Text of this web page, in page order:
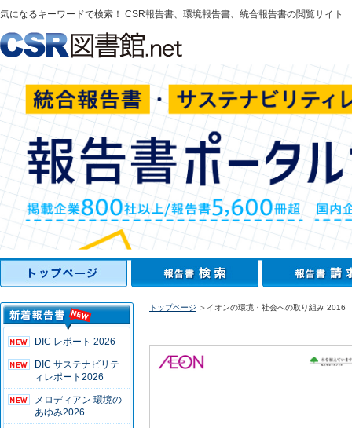
気になるキーワードで検索！ CSR報告書、環境報告書、統合報告書の閲覧サイト
DIC レポート 2026
DIC サステナビリテ
ィレポート2026
メロディアン 環境の
あゆみ2026
トップページ ＞イオンの環境・社会への取り組み 2016